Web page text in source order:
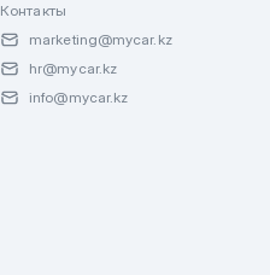
Контакты
marketing@mycar.kz
hr@mycar.kz
info@mycar.kz